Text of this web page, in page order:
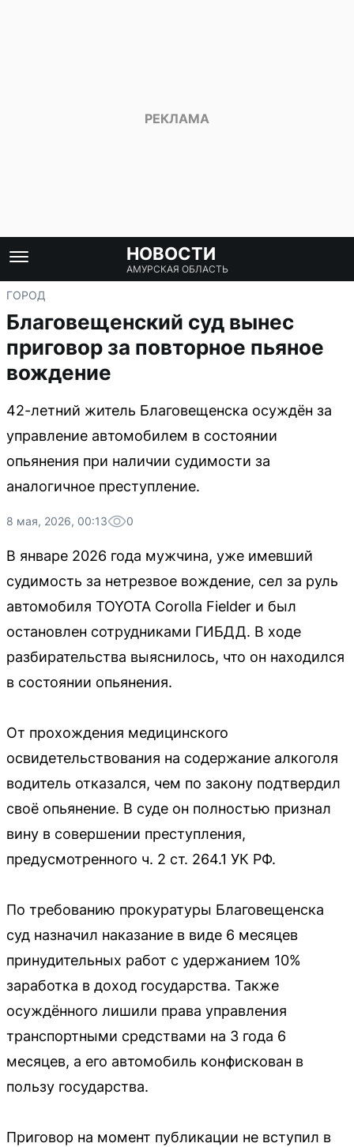
НОВОСТИ
АМУРСКАЯ ОБЛАСТЬ
ГОРОД
Благовещенский суд вынес
приговор за повторное пьяное
вождение
42-летний житель Благовещенска осуждён за
управление автомобилем в состоянии
опьянения при наличии судимости за
аналогичное преступление.
8 мая, 2026, 00:13 0
В январе 2026 года мужчина, уже имевший
судимость за нетрезвое вождение, сел за руль
автомобиля TOYOTA Corolla Fielder и был
остановлен сотрудниками ГИБДД. В ходе
разбирательства выяснилось, что он находился
в состоянии опьянения.
От прохождения медицинского
освидетельствования на содержание алкоголя
водитель отказался, чем по закону подтвердил
своё опьянение. В суде он полностью признал
вину в совершении преступления,
предусмотренного ч. 2 ст. 264.1 УК РФ.
По требованию прокуратуры Благовещенска
суд назначил наказание в виде 6 месяцев
принудительных работ с удержанием 10%
заработка в доход государства. Также
осуждённого лишили права управления
транспортными средствами на 3 года 6
месяцев, а его автомобиль конфискован в
пользу государства.
Приговор на момент публикации не вступил в